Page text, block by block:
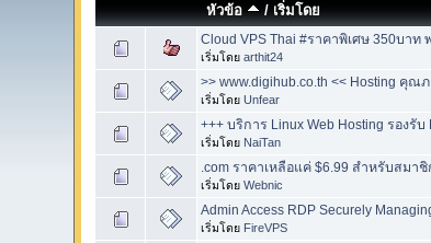
หัวข้อ / เริ่มโดย
Cloud VPS Thai #ราคาพิเศษ 350บาท
เริ่มโดยarthit24
>> www.digihub.co.th << Hosting คุ
เริ่มโดยUnfear
+++ บริการ Linux Web Hosting รองรั
เริ่มโดย NaiTan
.com ราคาเหลือแค่ $6.99 สำหรับสมา
เริ่มโดยWebnic
Admin Access RDP Securely
เริ่มโดย FireVPS